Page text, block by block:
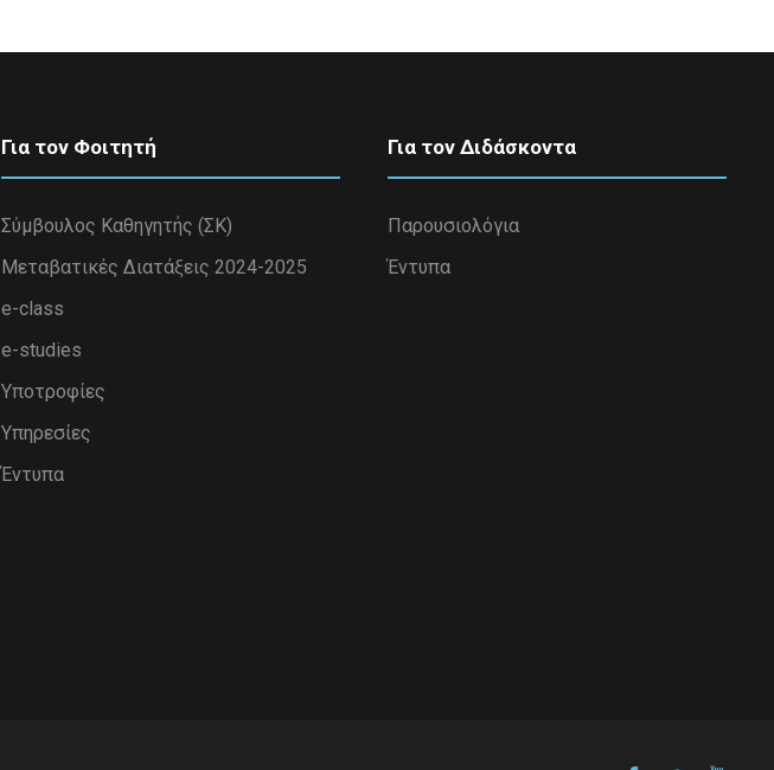
Για τον Φοιτητή
Σύμβουλος Καθηγητής (ΣΚ)
Μεταβατικές Διατάξεις 2024-2025
e-class
e-studies
Υποτροφίες
Υπηρεσίες
Έντυπα
Για τον Διδάσκοντα
Παρουσιολόγια
Έντυπα